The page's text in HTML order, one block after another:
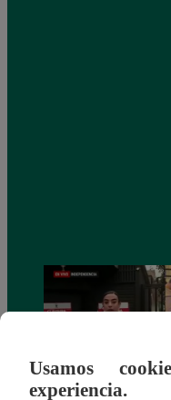
Usamos
experiencia.